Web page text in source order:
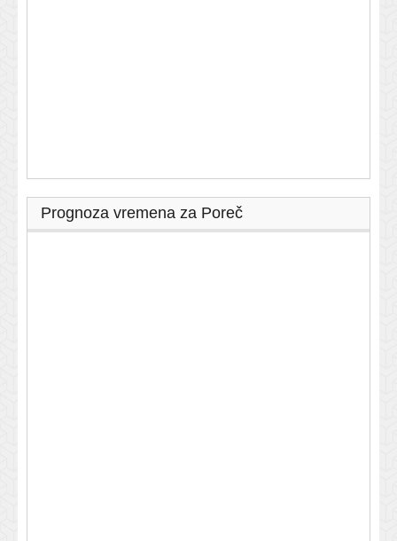
Prognoza vremena za Poreč